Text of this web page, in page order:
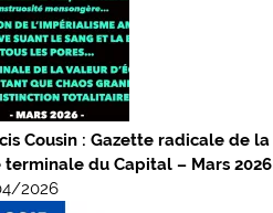
Cousin : Gazette radicale de la
terminale du Capital – Mars 2026
2026